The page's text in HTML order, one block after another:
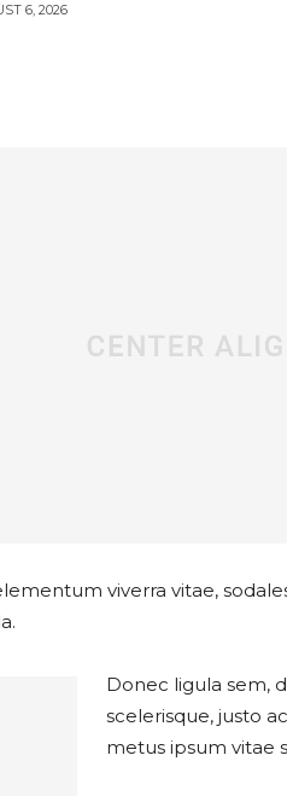
6, 2026
viverra vitae,
Donec ligula sem,
scelerisque, justo
metus ipsum vitae